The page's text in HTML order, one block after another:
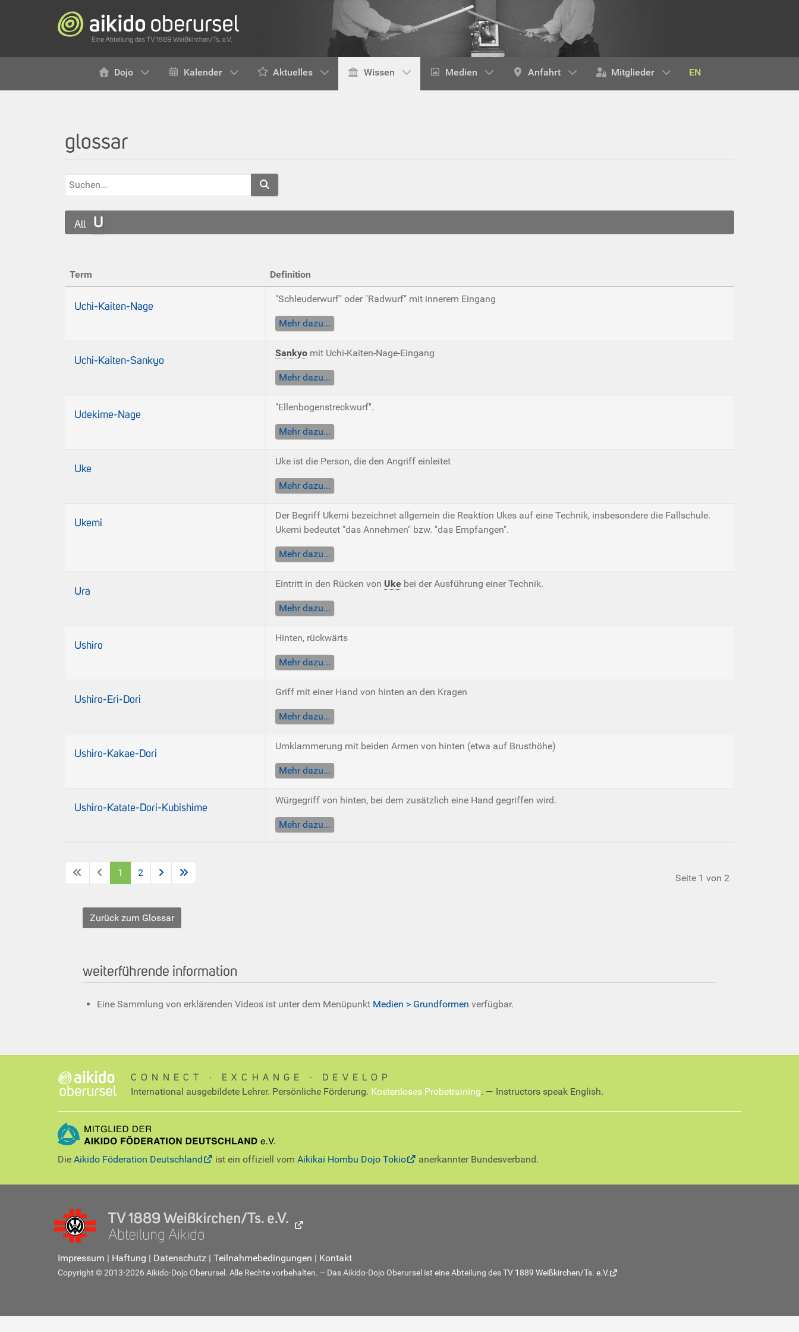
Dojo Kalender Aktuelles Wissen Medien Anfahrt Mitglieder EN
glossar
All U
Term Definition
Uchi-Kaiten-Nage
"Schleuderwurf" oder "Radwurf" mit innerem Eingang
Mehr dazu...
Uchi-Kaiten-Sankyo
Sankyo mit Uchi-Kaiten-Nage-Eingang
Mehr dazu...
Udekime-Nage
"Ellenbogenstreckwurf".
Mehr dazu...
Uke
Uke ist die Person, die den Angriff einleitet
Mehr dazu...
Ukemi
Der Begriff Ukemi bezeichnet allgemein die Reaktion Ukes auf eine Technik, insbesondere die Fallschule.
Ukemi bedeutet "das Annehmen" bzw. "das Empfangen".
Mehr dazu...
Ura
Eintritt in den Rücken von Uke bei der Ausführung einer Technik.
Mehr dazu...
Ushiro
Hinten, rückwärts
Mehr dazu...
Ushiro-Eri-Dori
Griff mit einer Hand von hinten an den Kragen
Mehr dazu...
Ushiro-Kakae-Dori
Umklammerung mit beiden Armen von hinten (etwa auf Brusthöhe)
Mehr dazu...
Ushiro-Katate-Dori-Kubishime
Würgegriff von hinten, bei dem zusätzlich eine Hand gegriffen wird.
Mehr dazu...
Seite 1 von 2
1 2
Zurück zum Glossar
weiterführende information
Eine Sammlung von erklärenden Videos ist unter dem Menüpunkt Medien > Grundformen verfügbar.
CONNECT ∙ EXCHANGE ∙ DEVELOP
International ausgebildete Lehrer. Persönliche Förderung. Kostenloses Probetraining. — Instructors speak English.
Die Aikido Föderation Deutschland ist ein offiziell vom Aikikai Hombu Dojo Tokio anerkannter Bundesverband.
Impressum | Haftung | Datenschutz | Teilnahmebedingungen | Kontakt
Copyright © 2013-2026 Aikido-Dojo Oberursel. Alle Rechte vorbehalten. – Das Aikido-Dojo Oberursel ist eine Abteilung desTV 1889 Weißkirchen/Ts. e.V.